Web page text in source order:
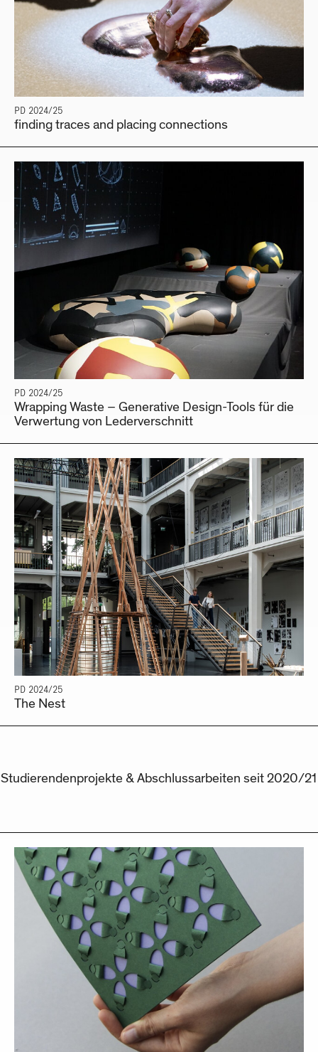
PD 2024/25
finding traces and placing connections
PD 2024/25
Wrapping Waste – Generative Design-Tools für die
Verwertung von Lederverschnitt
PD 2024/25
The Nest
Studierendenprojekte & Abschlussarbeiten seit 2020/21